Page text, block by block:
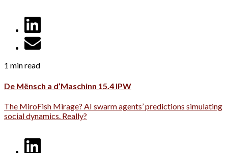
1 min read
De Mënsch a d’Maschinn 15.4 IPW
The MiroFish Mirage? AI swarm agents’ predictions simulating
social dynamics. Really?